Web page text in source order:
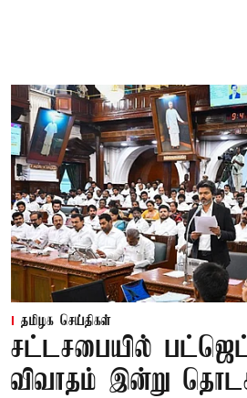
தமிழக செய்திகள்
சட்டசபையில்
விவாதம் இன்று